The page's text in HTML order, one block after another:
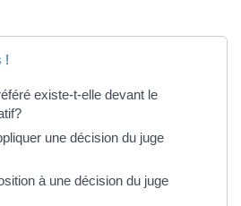
!
existe-t-elle devant le
une décision du juge
à une décision du juge